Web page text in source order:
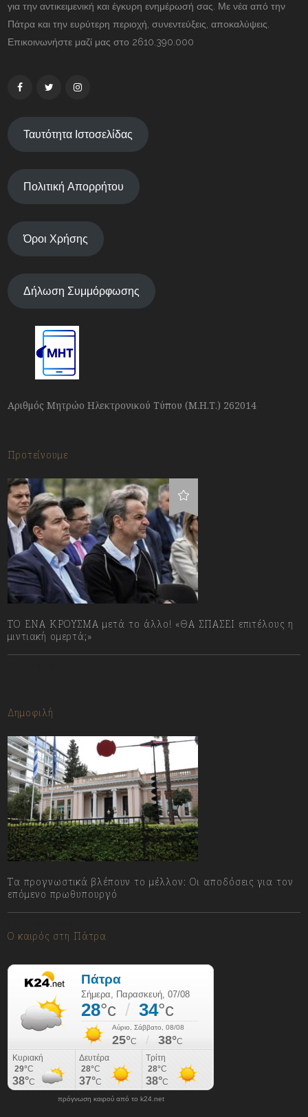
για την αντικειμενική και έγκυρη ενημέρωσή σας. Με νέα από την
Πάτρα και την ευρύτερη περιοχή, συνεντεύξεις, αποκαλύψεις.
Επικοινωνήστε μαζί μας στο 2610.390.000
Ταυτότητα Ιστοσελίδας
Πολιτική Απορρήτου
Όροι Χρήσης
Δήλωση Συμμόρφωσης
Αριθμός Μητρώο Ηλεκτρονικού Τύπου (Μ.Η.Τ.) 262014
Προτείνουμε
ΤΟ ΕΝΑ ΚΡΟΥΣΜΑ μετά το άλλο! «ΘΑ ΣΠΑΣΕΙ επιτέλους η
μιντιακή ομερτά;»
Δημοφιλή
Τα προγνωστικά βλέπουν το μέλλον: Οι αποδόσεις για τον
επόμενο πρωθυπουργό
Ο καιρός στη Πάτρα
πρόγνωση καιρού από το k24.net